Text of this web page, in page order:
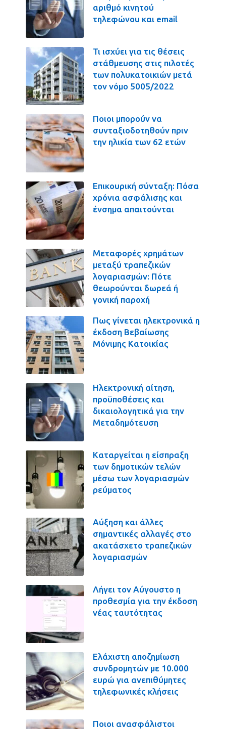
αριθμό κινητού
τηλεφώνου και email
Τι ισχύει για τις θέσεις
στάθμευσης στις πιλοτές
των πολυκατοικιών μετά
τον νόμο 5005/2022
Ποιοι μπορούν να
συνταξιοδοτηθούν πριν
την ηλικία των 62 ετών
Επικουρική σύνταξη: Πόσα
χρόνια ασφάλισης και
ένσημα απαιτούνται
Μεταφορές χρημάτων
μεταξύ τραπεζικών
λογαριασμών: Πότε
θεωρούνται δωρεά ή
γονική παροχή
Πως γίνεται ηλεκτρονικά η
έκδοση Βεβαίωσης
Μόνιμης Κατοικίας
Ηλεκτρονική αίτηση,
προϋποθέσεις και
δικαιολογητικά για την
Μεταδημότευση
Καταργείται η είσπραξη
των δημοτικών τελών
μέσω των λογαριασμών
ρεύματος
Αύξηση και άλλες
σημαντικές αλλαγές στο
ακατάσχετο τραπεζικών
λογαριασμών
Λήγει τον Αύγουστο η
προθεσμία για την έκδοση
νέας ταυτότητας
Ελάχιστη αποζημίωση
συνδρομητών με 10.000
ευρώ για ανεπιθύμητες
τηλεφωνικές κλήσεις
Ποιοι ανασφάλιστοι